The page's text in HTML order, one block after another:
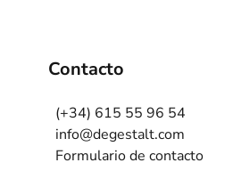
Contacto
(+34) 615 55 96 54
info@degestalt.com
Formulario de contacto